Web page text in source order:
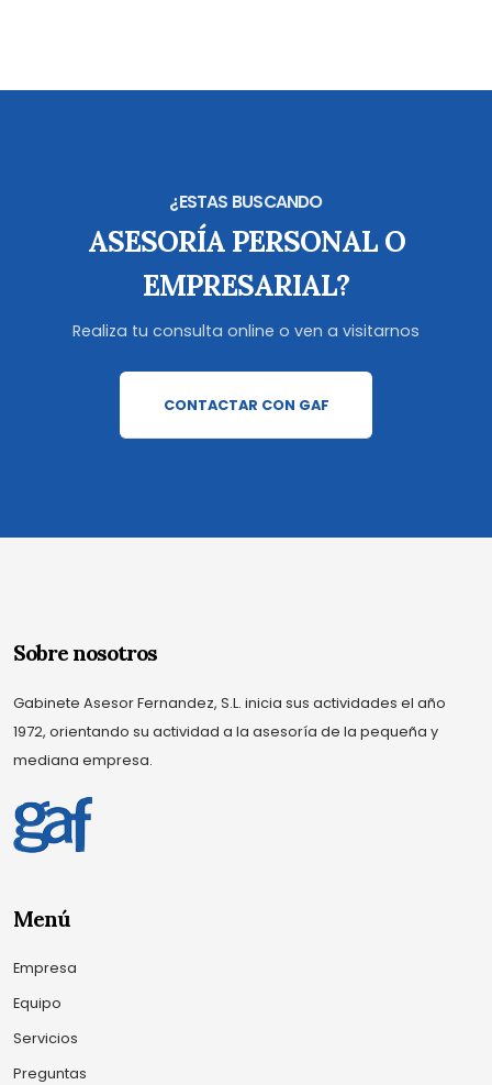
¿ESTAS BUSCANDO
ASESORÍA PERSONAL O
EMPRESARIAL?
Realiza tu consulta online o ven a visitarnos
CONTACTAR CON GAF
Sobre nosotros
Gabinete Asesor Fernandez, S.L. inicia sus actividades el año
1972, orientando su actividad a la asesoría de la pequeña y
mediana empresa.
Menú
Empresa
Equipo
Servicios
Preguntas